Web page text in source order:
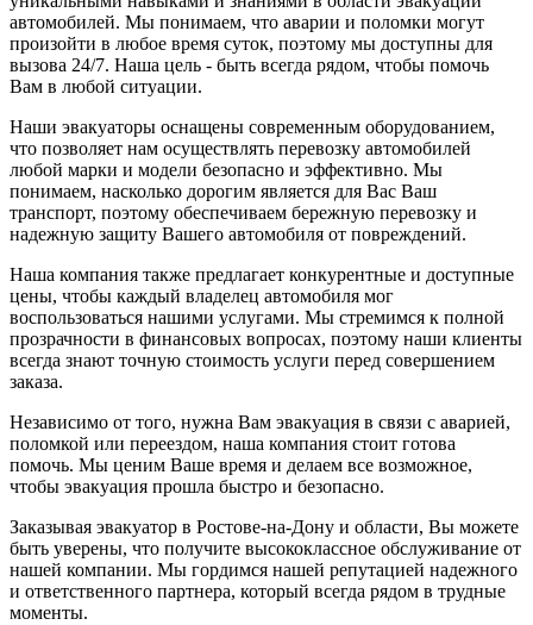
автомобилей. Мы понимаем, что аварии и поломки могут
произойти в любое время суток, поэтому мы доступны для
вызова 24/7. Наша цель - быть всегда рядом, чтобы помочь
Вам в любой ситуации.
Наши эвакуаторы оснащены современным оборудованием,
что позволяет нам осуществлять перевозку автомобилей
любой марки и модели безопасно и эффективно. Мы
понимаем, насколько дорогим является для Вас Ваш
транспорт, поэтому обеспечиваем бережную перевозку и
надежную защиту Вашего автомобиля от повреждений.
Наша компания также предлагает конкурентные и доступные
цены, чтобы каждый владелец автомобиля мог
воспользоваться нашими услугами. Мы стремимся к полной
прозрачности в финансовых вопросах, поэтому наши клиенты
всегда знают точную стоимость услуги перед совершением
заказа.
Независимо от того, нужна Вам эвакуация в связи с аварией,
поломкой или переездом, наша компания стоит готова
помочь. Мы ценим Ваше время и делаем все возможное,
чтобы эвакуация прошла быстро и безопасно.
Заказывая эвакуатор в Ростове-на-Дону и области, Вы можете
быть уверены, что получите высококлассное обслуживание от
нашей компании. Мы гордимся нашей репутацией надежного
и ответственного партнера, который всегда рядом в трудные
моменты.